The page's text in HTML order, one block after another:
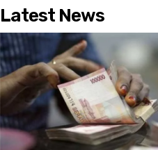
Latest News